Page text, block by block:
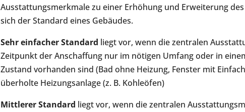
Ausstattungsmerkmale zu einer Erhöhung und Erweiterung
sich der Standard eines Gebäudes.
Sehr einfacher Standard liegt vor, wenn die zentralen
Zeitpunkt der Anschaffung nur im nötigen Umfang oder in
Zustand vorhanden sind (Bad ohne Heizung, Fenster mit
überholte Heizungsanlage (z. B. Kohleöfen)
Mittlerer Standard liegt vor, wenn die zentralen